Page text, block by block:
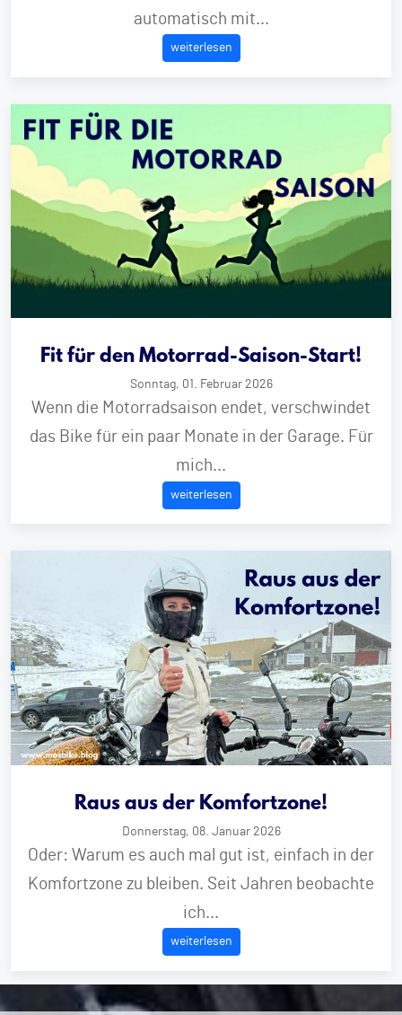
automatisch mit...
weiterlesen
Fit für den Motorrad-Saison-Start!
Sonntag, 01. Februar 2026
Wenn die Motorradsaison endet, verschwindet
das Bike für ein paar Monate in der Garage. Für
mich...
weiterlesen
Raus aus der Komfortzone!
Donnerstag, 08. Januar 2026
Oder: Warum es auch mal gut ist, einfach in der
Komfortzone zu bleiben. Seit Jahren beobachte
ich...
weiterlesen